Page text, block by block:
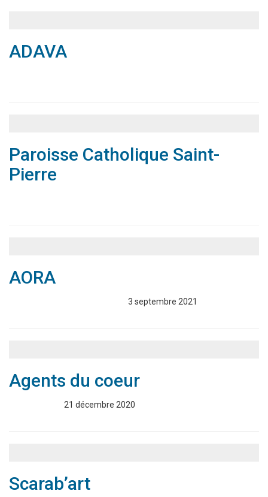
ADAVA
Paroisse Catholique Saint-
Pierre
AORA
3 septembre 2021
Agents du coeur
21 décembre 2020
Scarab’art